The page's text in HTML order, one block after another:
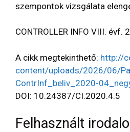
szempontok vizsgálata
CONTROLLER INFO VIII.
A cikk megtekinthető: http://
content/uploads/2026/06/
ContrInf_beliv_2020-
DOI: 10.24387/CI.2020.4.5
Felhasznált